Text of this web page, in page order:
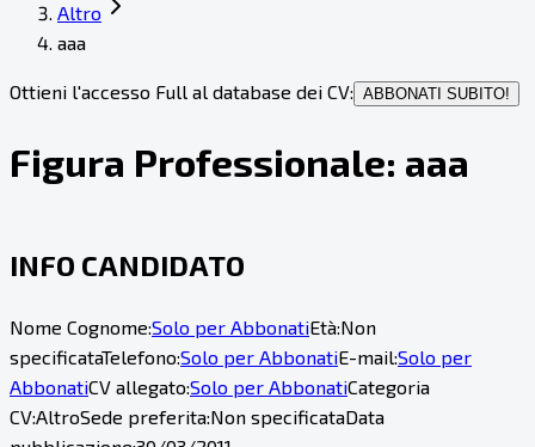
Altro
aaa
Ottieni l'accesso Full al database dei CV: ABBONATI SUBITO!
Figura Professionale: aaa
INFO CANDIDATO
Nome Cognome:Solo per AbbonatiEtà:Non
specificataTelefono:Solo per AbbonatiE-mail:Solo per
AbbonatiCV allegato:Solo per AbbonatiCategoria
CV:AltroSede preferita:Non specificataData